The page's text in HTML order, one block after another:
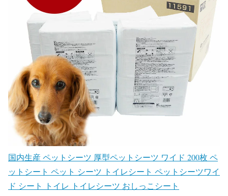
国内生産 ペットシーツ 厚型ペットシーツ ワイド 200枚 ペ
ットシート ペット シーツ トイレシート ペットシーツワイ
ド シート トイレ トイレシーツ おしっこシート